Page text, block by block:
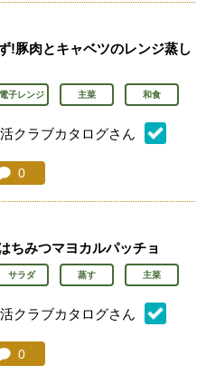
!豚肉とキャベツのレンジ蒸し
電子レンジ 主菜 和食
クラブカタログさん
り登録：
録
コメント：
0
ちみつマヨカルパッチョ
サラダ 蒸す 主菜
クラブカタログさん
り登録：
録
コメント：
0